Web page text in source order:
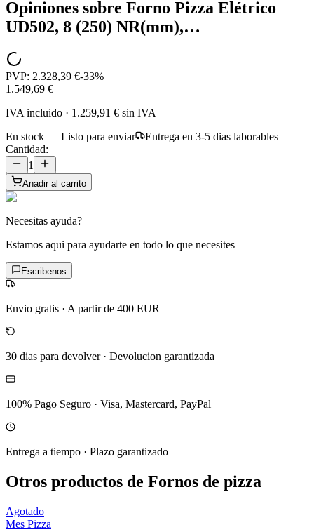
Opiniones sobre Forno Pizza Elétrico
UD502, 8 (250) NR(mm),…
PVP: 2.328,39 €-33%
1.549,69 €
IVA incluido · 1.259,91 € sin IVA
En stock — Listo para enviar
Entrega en 3-5 dias laborables
Cantidad:
1
Anadir al carrito
Necesitas ayuda?
Estamos aqui para ayudarte en todo lo que necesites
Escribenos
Envio gratis · A partir de 400 EUR
30 dias para devolver· Devolucion garantizada
100% Pago Seguro · Visa, Mastercard, PayPal
Entrega a tiempo · Plazo garantizado
Otros productos de Fornos de pizza
Agotado
Mes Pizza